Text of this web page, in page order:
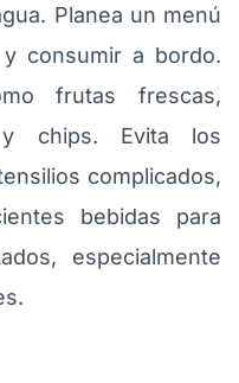
Planea un menú
consumir a bordo.
frutas frescas,
y chips. Evita los
complicados,
bebidas para
especialmente